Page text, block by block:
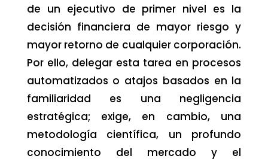
de un ejecutivo de primer nivel es la
decisión financiera de mayor riesgo y
mayor retorno de cualquier corporación.
Por ello, delegar esta tarea en procesos
automatizados o atajos basados en la
familiaridad es una negligencia
estratégica; exige, en cambio, una
metodología científica, un profundo
conocimiento del mercado y el